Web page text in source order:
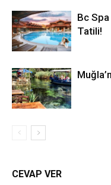
Bc
Tatili!
CEVAP VER